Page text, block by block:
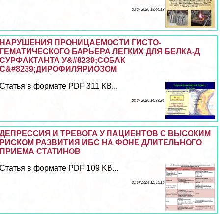
03 07 2026 18:44:13
НАРУШЕНИЯ ПРОНИЦАЕМОСТИ ГИСТО-
ГЕМАТИЧЕСКОГО БАРЬЕРА ЛЕГКИХ ДЛЯ БЕЛКА-Д
СУРФАКТАНТА У&#8239;СОБАК
С&#8239;ДИРОФИЛЯРИОЗОМ
Статья в формате PDF 311 KB...
02 07 2026 14:33:24
ДЕПРЕССИЯ И ТРЕВОГА У ПАЦИЕНТОВ С ВЫСОКИМ
РИСКОМ РАЗВИТИЯ ИБС НА ФОНЕ ДЛИТЕЛЬНОГО
ПРИЕМА СТАТИНОВ
Статья в формате PDF 109 KB...
01 07 2026 12:48:13